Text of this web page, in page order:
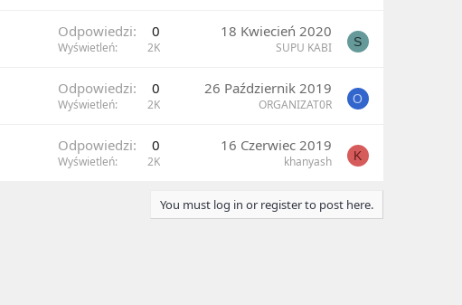
Odpowiedzi 0
Wyświetleń 2K
18 Kwiecień 2020
SUPU KABI S
Odpowiedzi 0
Wyświetleń 2K
26 Październik 2019
ORGANIZAT0R O
Odpowiedzi 0
Wyświetleń 2K
16 Czerwiec 2019
khanyash K
You must log in or register to post here.